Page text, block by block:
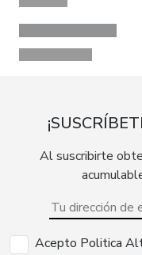
Al suscribirte
Acepto Politica